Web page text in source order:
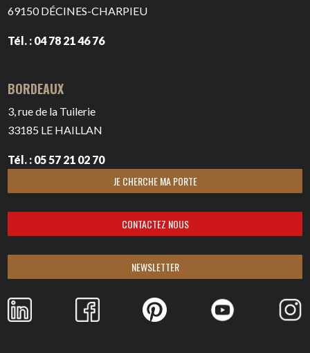
69150DÉCINES-CHARPIEU
Tél. : 04 78 21 46 76
BORDEAUX
3, rue de la Tuilerie
33185 LE HAILLAN
Tél. : 05 57 21 02 70
JE CHERCHE MA PORTE
CONTACTEZ NOUS
NEWSLETTER